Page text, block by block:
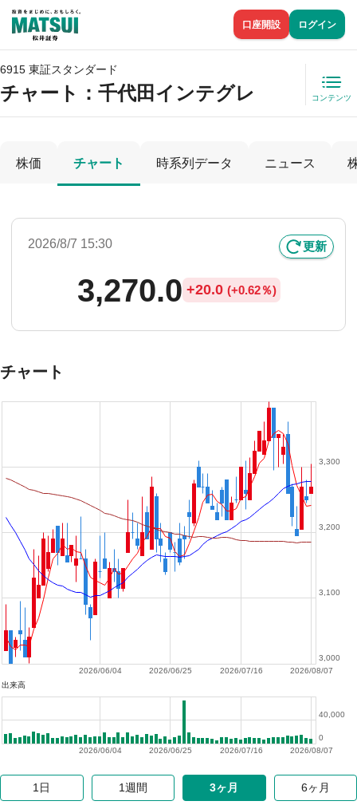
口座開設 ログイン
6915 東証スタンダード
チャート： 千代田インテグレ コンテンツ
株価 チャート 時系列データ ニュース
2026/8/7 15:30 更新
3,270.0 +20.0 (+0.62％)
チャート
2026/08/07
2026/07/16
2026/06/25
2026/06/04
3,000
3,100
3,200
3,300
出来高
2026/08/07
2026/07/16
2026/06/25
2026/06/04
0
40,000
1日 1週間 3ヶ月 6ヶ月